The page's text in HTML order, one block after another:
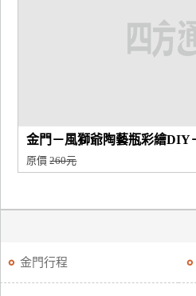
金門－風獅爺陶藝瓶彩繪DIY
原價260元
金門行程